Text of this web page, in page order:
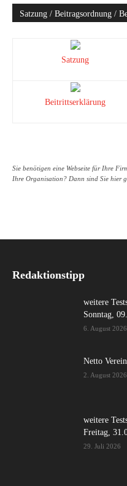
Satzung / Beitragsordnung /
Satzung
Beitrittserklärung
Sie benötigen eine Webseite für Ihre
Ihre Organisation? Dann sind Sie hier
Redaktionstipp
weitere
Sonntag,
6. August 2026
Netto
2. August 2026
weitere
Freitag,
29. Juli 2026